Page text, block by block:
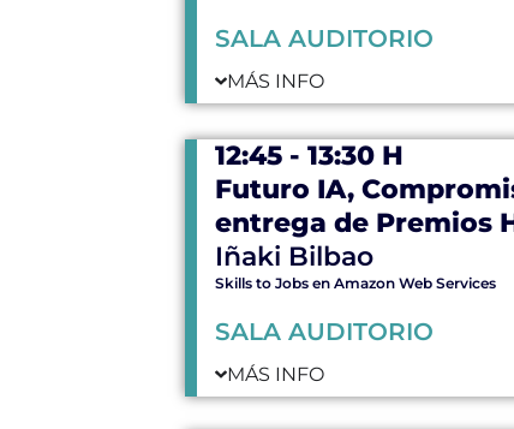
SALA AUDITORIO
MÁS INFO
12:45 - 13:30 H
Futuro IA,
entrega de Premios
Iñaki Bilbao
Skills to Jobs en Amazon Web Services
SALA AUDITORIO
MÁS INFO